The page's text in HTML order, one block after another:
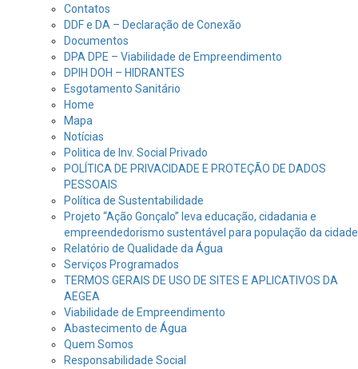
Contatos
DDF e DA – Declaração de Conexão
Documentos
DPA DPE – Viabilidade de Empreendimento
DPIH DOH – HIDRANTES
Esgotamento Sanitário
Home
Mapa
Notícias
Politica de Inv. Social Privado
POLÍTICA DE PRIVACIDADE E PROTEÇÃO DE DADOS
PESSOAIS
Política de Sustentabilidade
Projeto “Ação Gonçalo” leva educação, cidadania e
empreendedorismo sustentável para população da cidade
Relatório de Qualidade da Água
Serviços Programados
TERMOS GERAIS DE USO DE SITES E APLICATIVOS DA
AEGEA
Viabilidade de Empreendimento
Abastecimento de Água
Quem Somos
Responsabilidade Social